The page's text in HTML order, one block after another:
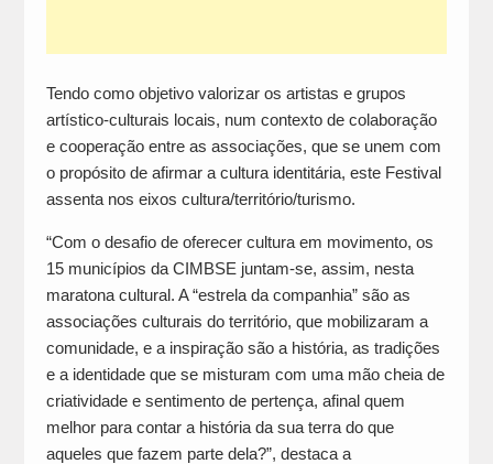
Tendo como objetivo valorizar os artistas e grupos
artístico-culturais locais, num contexto de colaboração
e cooperação entre as associações, que se unem com
o propósito de afirmar a cultura identitária, este Festival
assenta nos eixos cultura/território/turismo.
“Com o desafio de oferecer cultura em movimento, os
15 municípios da CIMBSE juntam-se, assim, nesta
maratona cultural. A “estrela da companhia” são as
associações culturais do território, que mobilizaram a
comunidade, e a inspiração são a história, as tradições
e a identidade que se misturam com uma mão cheia de
criatividade e sentimento de pertença, afinal quem
melhor para contar a história da sua terra do que
aqueles que fazem parte dela?”, destaca a